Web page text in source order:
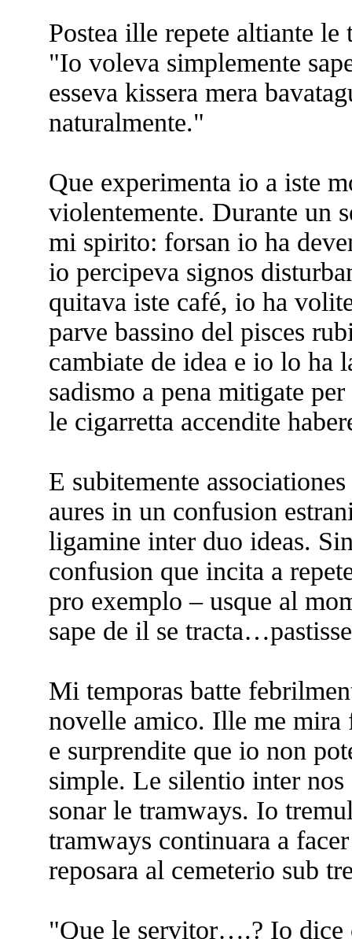
Postea ille repete altiante le
"Io voleva simplemente
esseva kissera mera
naturalmente."
Que experimenta io a iste
violentemente. Durante un
mi spirito: forsan io ha
io percipeva signos
quitava iste café, io ha
parve bassino del pisces
cambiate de idea e io lo ha
sadismo a pena mitigate
le cigarretta accendite
E subitemente
aures in un confusion
ligamine inter duo ideas.
confusion que incita a
pro exemplo – usque al
sape de il se
Mi temporas batte
novelle amico. Ille me mira
e surprendite que io non
simple. Le silentio inter
sonar le tramways. Io
tramways continuara a
reposara al cemeterio sub
"Que le servitor….? Io dice